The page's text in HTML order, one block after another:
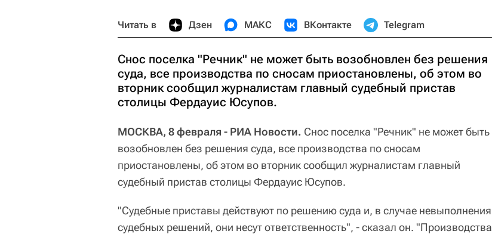
Читать в Дзен МАКС ВКонтакте Telegram
Снос поселка "Речник" не может быть возобновлен без решения
суда, все производства по сносам приостановлены, об этом во
вторник сообщил журналистам главный судебный пристав
столицы Фердауис Юсупов.
МОСКВА, 8 февраля - РИА Новости. Снос поселка "Речник" не может быть
возобновлен без решения суда, все производства по сносам
приостановлены, об этом во вторник сообщил журналистам главный
судебный пристав столицы Фердауис Юсупов.
"Судебные приставы действуют по решению суда и, в случае невыполнения
судебных решений, они несут ответственность", - сказал он. "Производства